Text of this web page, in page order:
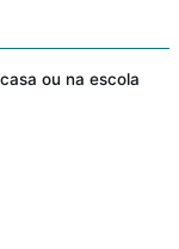
ou na escola